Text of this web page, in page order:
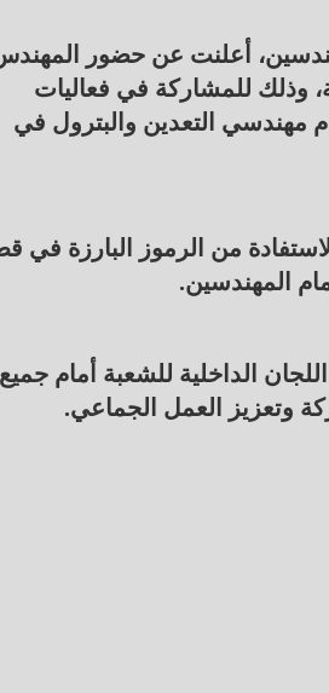
أعلنت عن حضور
وذلك للمشاركة في فعاليات
مهندسي التعدين والبترول في
من الرموز البارزة في
المهندسين.
الداخلية للشعبة أمام جميع
وتعزيز العمل الجماعي.